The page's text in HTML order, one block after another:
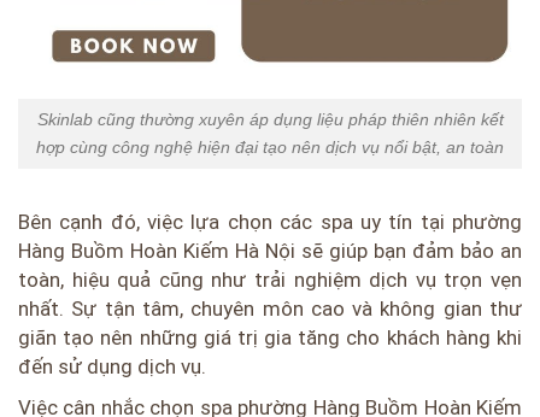
Skinlab cũng thường xuyên áp dụng liệu pháp thiên nhiên kết
hợp cùng công nghệ hiện đại tạo nên dịch vụ nổi bật, an toàn
Bên cạnh đó, việc lựa chọn các spa uy tín tại phường
Hàng Buồm Hoàn Kiếm Hà Nội sẽ giúp bạn đảm bảo an
toàn, hiệu quả cũng như trải nghiệm dịch vụ trọn vẹn
nhất. Sự tận tâm, chuyên môn cao và không gian thư
giãn tạo nên những giá trị gia tăng cho khách hàng khi
đến sử dụng dịch vụ.
Việc cân nhắc chọn spa phường Hàng Buồm Hoàn Kiếm